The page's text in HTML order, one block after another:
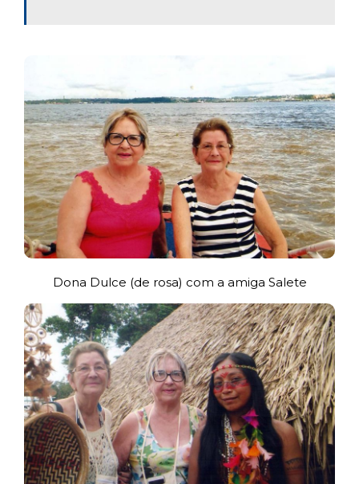
Dona Dulce (de rosa) com a amiga Salete